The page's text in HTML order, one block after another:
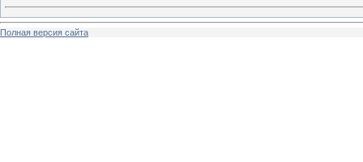
Полная версия сайта